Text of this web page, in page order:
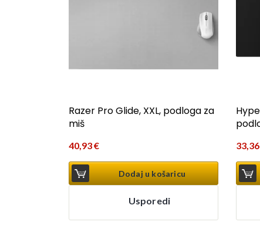
Razer Pro Glide, XXL, podloga za
miš
40,93€
Dodaj u košaricu
Usporedi
33,36